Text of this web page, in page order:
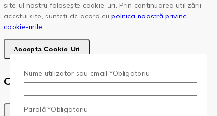
site-ul nostru folosește cookie-uri. Prin continuarea utilizării
acestui site, sunteți de acord cupolitica noastră privind
cookie-urile.
Accepta Cookie-Uri
Cota
Nume utilizator sau email *Obligatoriu
Parolă*Obligatoriu